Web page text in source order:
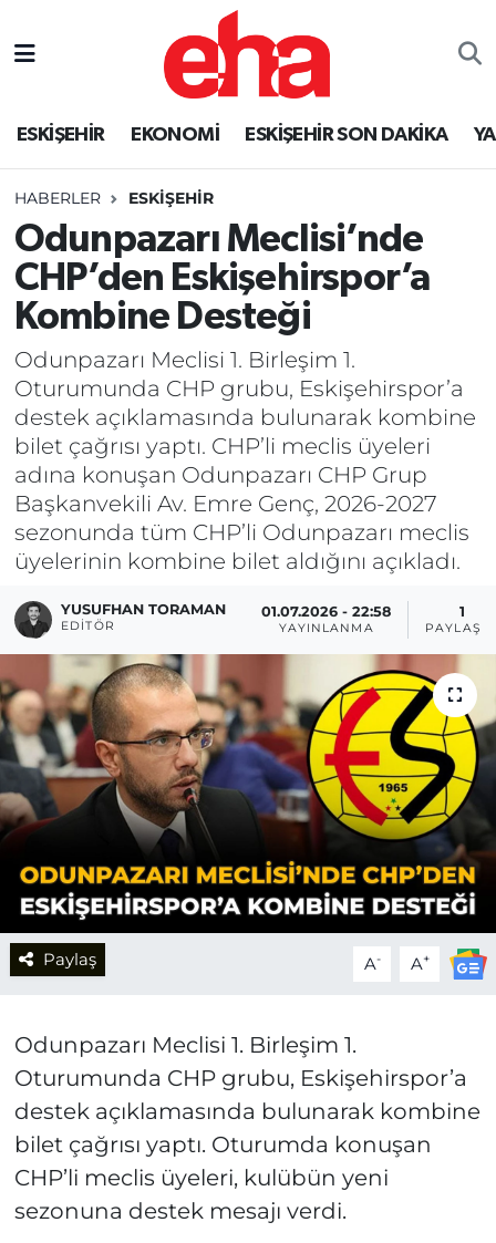
ESKİŞEHİR EKONOMİ ESKİŞEHİR SON DAKİKA
HABERLER ESKİŞEHİR
Odunpazarı Meclisi’nde
CHP’den Eskişehirspor’a
Kombine Desteği
Odunpazarı Meclisi 1. Birleşim 1.
Oturumunda CHP grubu, Eskişehirspor’a
destek açıklamasında bulunarak kombine
bilet çağrısı yaptı. CHP’li meclis üyeleri
adına konuşan Odunpazarı CHP Grup
Başkanvekili Av. Emre Genç, 2026-2027
sezonunda tüm CHP’li Odunpazarı meclis
üyelerinin kombine bilet aldığını açıkladı.
YUSUFHAN TORAMAN
EDITÖR
01.07.2026 - 22:58
YAYINLANMA
1
Paylaş A- A+
Odunpazarı Meclisi 1. Birleşim 1.
Oturumunda CHP grubu, Eskişehirspor’a
destek açıklamasında bulunarak kombine
bilet çağrısı yaptı. Oturumda konuşan
CHP’li meclis üyeleri, kulübün yeni
sezonuna destek mesajı verdi.